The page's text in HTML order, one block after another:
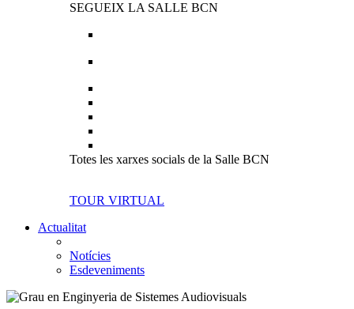
SEGUEIX LA SALLE BCN
Totes les xarxes socials de la Salle BCN
TOUR VIRTUAL
Actualitat
Notícies
Esdeveniments